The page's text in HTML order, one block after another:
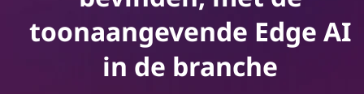
toonaangevende Edge AI
in de branche